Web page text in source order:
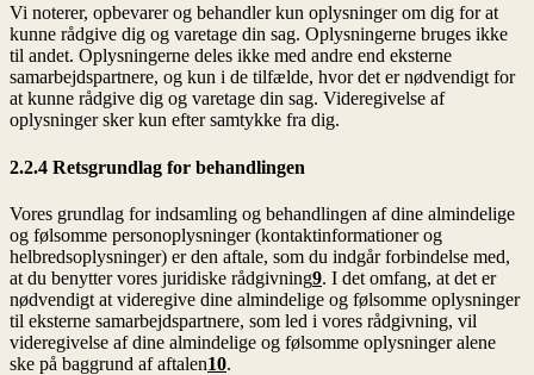
Vi noterer, opbevarer og behandler kun oplysninger om dig for at
kunne rådgive dig og varetage din sag. Oplysningerne bruges ikke
til andet. Oplysningerne deles ikke med andre end eksterne
samarbejdspartnere, og kun i de tilfælde, hvor det er nødvendigt for
at kunne rådgive dig og varetage din sag. Videregivelse af
oplysninger sker kun efter samtykke fra dig.
2.2.4 Retsgrundlag for behandlingen
Vores grundlag for indsamling og behandlingen af dine almindelige
og følsomme personoplysninger (kontaktinformationer og
helbredsoplysninger) er den aftale, som du indgår forbindelse med,
at du benytter vores juridiske rådgivning9. I det omfang, at det er
nødvendigt at videregive dine almindelige og følsomme oplysninger
til eksterne samarbejdspartnere, som led i vores rådgivning, vil
videregivelse af dine almindelige og følsomme oplysninger alene
ske på baggrund af aftalen10.